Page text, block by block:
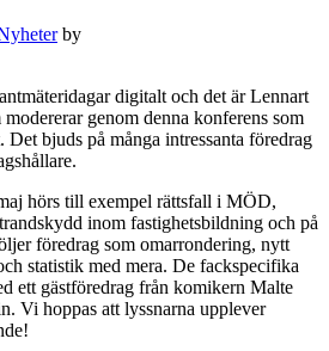
by
digitalt och det är Lennart
genom denna konferens som
bjuds på många intressanta föredrag
hörs till exempel rättsfall i MÖD,
inom fastighetsbildning och på
föredrag som omarrondering, nytt
statistik med mera. De fackspecifika
ett gästföredrag från komikern Malte
Vi hoppas att lyssnarna upplever